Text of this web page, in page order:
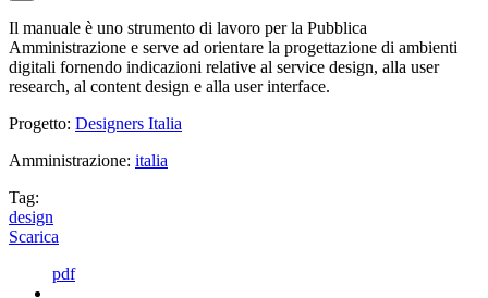
Il manuale è uno strumento di lavoro per la Pubblica
Amministrazione e serve ad orientare la progettazione di ambienti
digitali fornendo indicazioni relative al service design, alla user
research, al content design e alla user interface.
Progetto: Designers Italia
Amministrazione: italia
Tag:
design
Scarica
pdf